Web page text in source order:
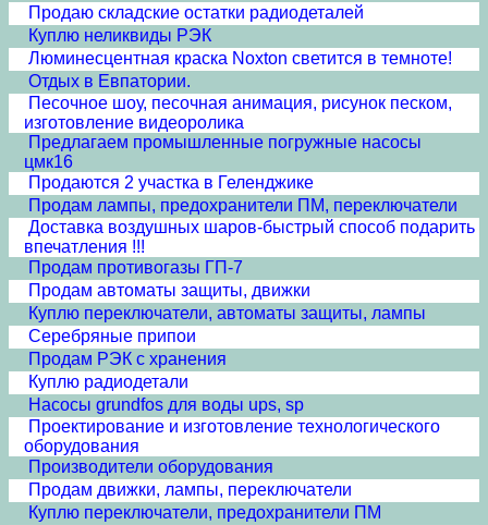
Продаю складские остатки радиодеталей
Куплю неликвиды РЭК
Люминесцентная краска Noxton светится в темноте!
Отдых в Евпатории.
Песочное шоу, песочная анимация, рисунок песком,
изготовление видеоролика
Предлагаем промышленные погружные насосы
цмк16
Продаются 2 участка в Геленджике
Продам лампы, предохранители ПМ, переключатели
Доставка воздушных шаров-быстрый способ подарить
впечатления !!!
Продам противогазы ГП-7
Продам автоматы защиты, движки
Куплю переключатели, автоматы защиты, лампы
Серебряные припои
Продам РЭК с хранения
Куплю радиодетали
Насосы grundfos для воды ups, sp
Проектирование и изготовление технологического
оборудования
Производители оборудования
Продам движки, лампы, переключатели
Куплю переключатели, предохранители ПМ